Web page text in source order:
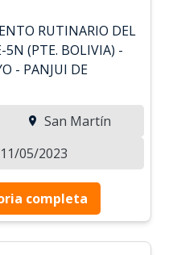
RUTINARIO DEL
5N (PTE. BOLIVIA) -
- PANJUI DE
San Martín
05/2023
completa